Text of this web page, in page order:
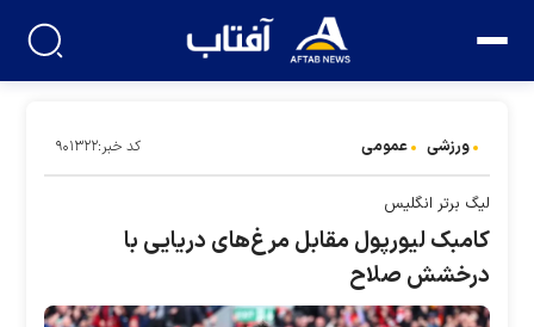
ورزشی عمومی کد خبر:۹۰۱۳۲۲
لیگ برتر انگلیس
کامبک لیورپول مقابل مرغ‌های دریایی با
درخشش صلاح